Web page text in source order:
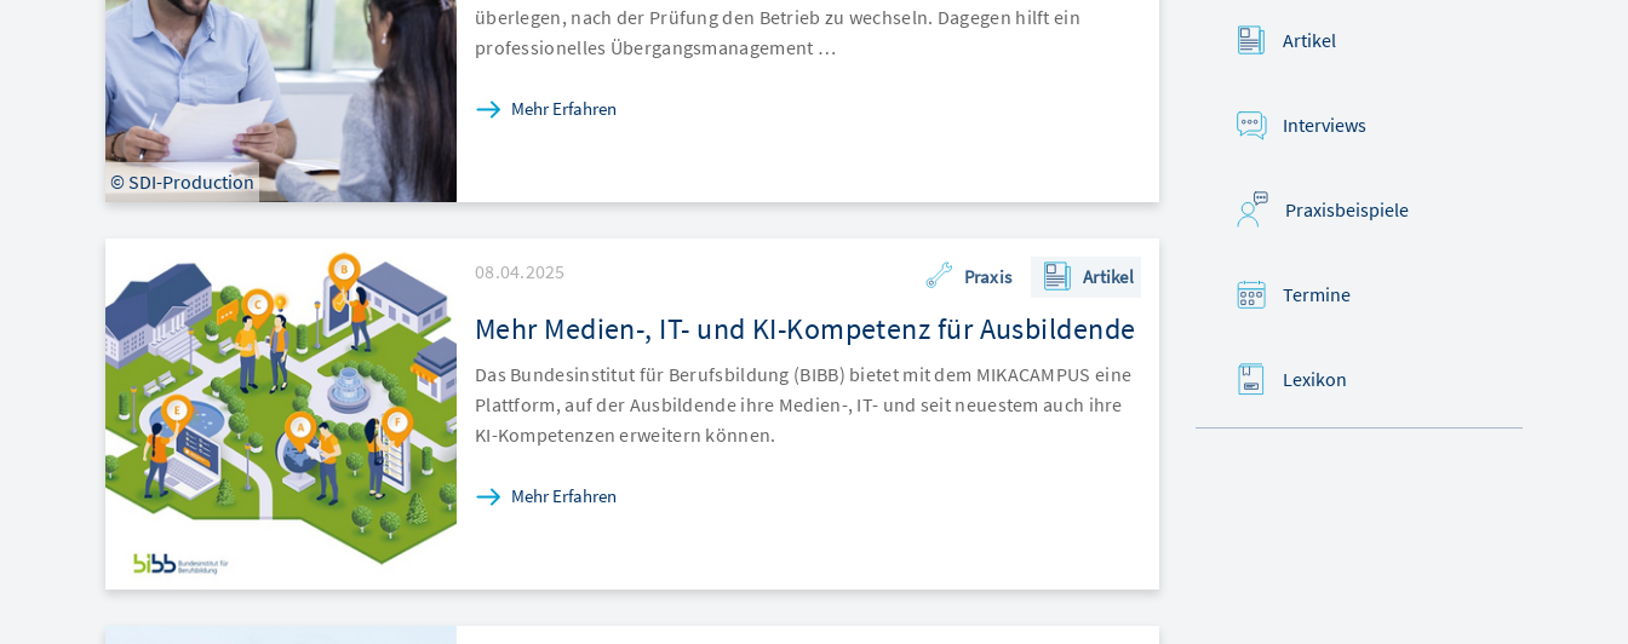
© SDI-Production
überlegen, nach der Prüfung den Betrieb zu wechseln. Dagegen hilft ein
professionelles Übergangsmanagement …
Mehr Erfahren
08.04.2025 Praxis Artikel
Mehr Medien-, IT- und KI-Kompetenz für Ausbildende
Das Bundesinstitut für Berufsbildung (BIBB) bietet mit dem MIKACAMPUS eine
Plattform, auf der Ausbildende ihre Medien-, IT- und seit neuestem auch ihre
KI-Kompetenzen erweitern können.
Mehr Erfahren
Artikel
Interviews
Praxisbeispiele
Termine
Lexikon